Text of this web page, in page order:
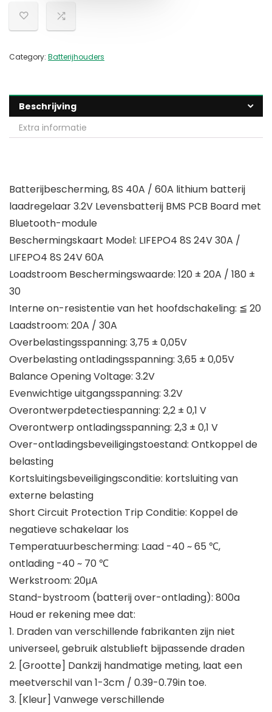
Category: Batterijhouders
Beschrijving
Extra informatie
Batterijbescherming, 8S 40A / 60A lithium batterij
laadregelaar 3.2V Levensbatterij BMS PCB Board met
Bluetooth-module
Beschermingskaart Model: LIFEPO4 8S 24V 30A /
LIFEPO4 8S 24V 60A
Loadstroom Beschermingswaarde: 120 ± 20A / 180 ±
30
Interne on-resistentie van het hoofdschakeling: ≦ 20
Laadstroom: 20A / 30A
Overbelastingsspanning: 3,75 ± 0,05V
Overbelasting ontladingsspanning: 3,65 ± 0,05V
Balance Opening Voltage: 3.2V
Evenwichtige uitgangsspanning: 3.2V
Overontwerpdetectiespanning: 2,2 ± 0,1 V
Overontwerp ontladingsspanning: 2,3 ± 0,1 V
Over-ontladingsbeveiligingstoestand: Ontkoppel de
belasting
Kortsluitingsbeveiligingsconditie: kortsluiting van
externe belasting
Short Circuit Protection Trip Conditie: Koppel de
negatieve schakelaar los
Temperatuurbescherming: Laad -40 ~ 65 ℃,
ontlading -40 ~ 70 ℃
Werkstroom: 20μA
Stand-bystroom (batterij over-ontlading): 800a
Houd er rekening mee dat:
1. Draden van verschillende fabrikanten zijn niet
universeel, gebruik alstublieft bijpassende draden
2. [Grootte] Dankzij handmatige meting, laat een
meetverschil van 1-3cm / 0.39-0.79in toe.
3. [Kleur] Vanwege verschillende